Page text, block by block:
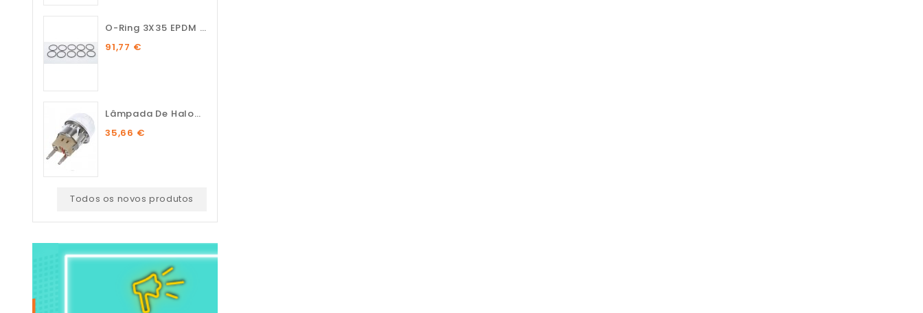
O-Ring 3X35 EPDM 75 SH (10...
91,77 €
Lâmpada De Halogénio...
35,66 €
Todos os novos produtos